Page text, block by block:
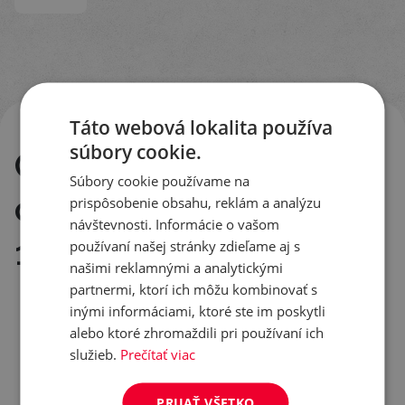
Odolnosť voči
chorobám (stupnica
1-9)
ODOLNOSŤ POLIEHANIU
7
MÚČNATKA TRÁVNA
Táto webová lokalita používa
súbory cookie.
Súbory cookie používame na
prispôsobenie obsahu, reklám a analýzu
návštevnosti. Informácie o vašom
používaní našej stránky zdieľame aj s
našimi reklamnými a analytickými
partnermi, ktorí ich môžu kombinovať s
inými informáciami, ktoré ste im poskytli
alebo ktoré zhromaždili pri používaní ich
služieb. Prečítať viac